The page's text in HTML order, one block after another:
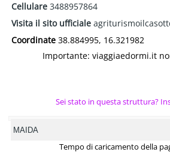
Cellulare 3488957864
Visita il sito ufficiale
Coordinate 38.884995, 16.321982
Importante: viaggiaedormi.it
Sei stato in questa struttura?
Tempo di caricamento della